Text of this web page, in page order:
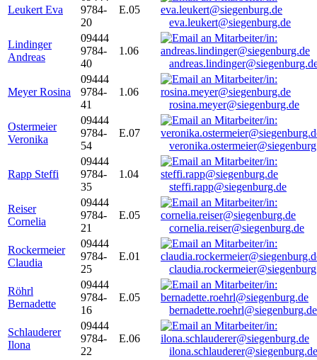
Leukert Eva
9784-
20
E.05
eva.leukert@siegenburg.de
Lindinger
Andreas
09444
9784-
40
1.06
Meyer Rosina
09444
9784-
41
1.06
rosina.meyer@siegenburg.de
Ostermeier
Veronika
09444
9784-
54
E.07
Rapp Steffi
09444
9784-
35
1.04
steffi.rapp@siegenburg.de
Reiser
Cornelia
09444
9784-
21
E.05
cornelia.reiser@siegenburg.de
Rockermeier
Claudia
09444
9784-
25
E.01
Röhrl
Bernadette
09444
9784-
16
E.05
bernadette.roehrl@siegenburg.de
Schlauderer
Ilona
09444
9784-
22
E.06
ilona.schlauderer@siegenburg.de